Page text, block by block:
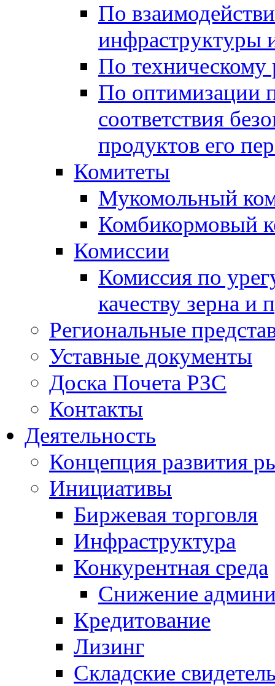
По
инфраструктуры
По техническому
По оптимизации
соответствия
продуктов его
Комитеты
Мукомольный
Комбикормовый
Комиссии
Комиссия по
качеству зерна и
Региональные
Уставные документы
Доска Почета РЗС
Контакты
Деятельность
Концепция развития
Инициативы
Биржевая торговля
Инфраструктура
Конкурентная среда
Снижение
Кредитование
Лизинг
Складские